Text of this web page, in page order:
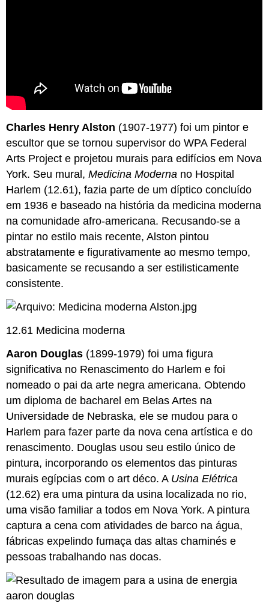
Charles Henry Alston (1907-1977) foi um pintor e
escultor que se tornou supervisor do WPA Federal
Arts Project e projetou murais para edifícios em Nova
York. Seu mural,Medicina Moderna no Hospital
Harlem (12.61), fazia parte de um díptico concluído
em 1936 e baseado na história da medicina moderna
na comunidade afro-americana. Recusando-se a
pintar no estilo mais recente, Alston pintou
abstratamente e figurativamente ao mesmo tempo,
basicamente se recusando a ser estilisticamente
consistente.
12.61 Medicina moderna
Aaron Douglas (1899-1979) foi uma figura
significativa no Renascimento do Harlem e foi
nomeado o pai da arte negra americana. Obtendo
um diploma de bacharel em Belas Artes na
Universidade de Nebraska, ele se mudou para o
Harlem para fazer parte da nova cena artística e do
renascimento. Douglas usou seu estilo único de
pintura, incorporando os elementos das pinturas
murais egípcias com o art déco. A Usina Elétrica
(12.62) era uma pintura da usina localizada no rio,
uma visão familiar a todos em Nova York. A pintura
captura a cena com atividades de barco na água,
fábricas expelindo fumaça das altas chaminés e
pessoas trabalhando nas docas.